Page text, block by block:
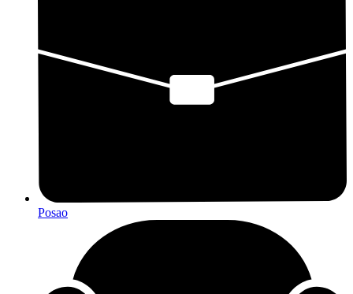
Posao